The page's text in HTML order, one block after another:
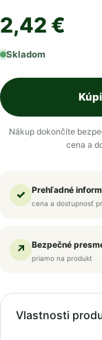
2,42 €
Skladom
Nákup dokončíte
cena a
✓ Prehľadné
cena a dostupnosť
↗ Bezpečné
priamo na produkt
Vlastnosti